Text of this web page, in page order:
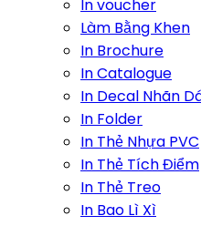
In voucher
Làm Bằng Khen
In Brochure
In Catalogue
In Decal Nhãn
In Folder
In Thẻ Nhựa PVC
In Thẻ Tích Điểm
In Thẻ Treo
In Bao Lì Xì